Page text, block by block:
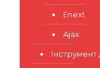
Enext
Ajax